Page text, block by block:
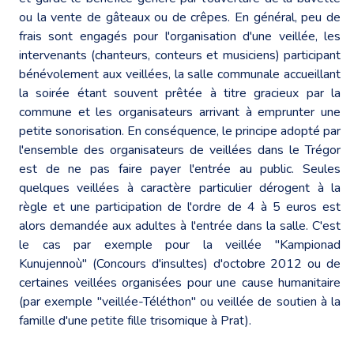
ou la vente de gâteaux ou de crêpes. En général, peu de
frais sont engagés pour l'organisation d'une veillée, les
intervenants (chanteurs, conteurs et musiciens) participant
bénévolement aux veillées, la salle communale accueillant
la soirée étant souvent prêtée à titre gracieux par la
commune et les organisateurs arrivant à emprunter une
petite sonorisation. En conséquence, le principe adopté par
l'ensemble des organisateurs de veillées dans le Trégor
est de ne pas faire payer l'entrée au public. Seules
quelques veillées à caractère particulier dérogent à la
règle et une participation de l'ordre de 4 à 5 euros est
alors demandée aux adultes à l'entrée dans la salle. C'est
le cas par exemple pour la veillée "Kampionad
Kunujennoù" (Concours d'insultes) d'octobre 2012 ou de
certaines veillées organisées pour une cause humanitaire
(par exemple "veillée-Téléthon" ou veillée de soutien à la
famille d'une petite fille trisomique à Prat).